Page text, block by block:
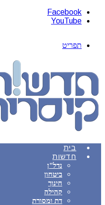
Facebook
YouTube
תפריט
בית
חדשות
נדל"ן
ביטחון
חינוך
קהילה
דת ומסורת